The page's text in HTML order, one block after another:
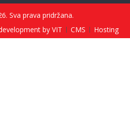
Sva prava pridržana.
by VIT
CMS Hosting